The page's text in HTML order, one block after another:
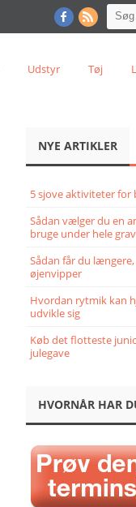
Udstyr Tøj
NYE ARTIKLER
5 sjove aktiviteter for
Sådan vælger du en
bruge under hele
Sådan får du
øjenvipper
Hvordan rytmik kan
udvikle sig
Køb det flotteste
julegave
HVORNÅR HAR